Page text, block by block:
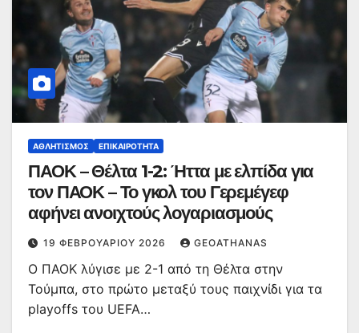
ΑΘΛΗΤΙΣΜΌΣ ΕΠΙΚΑΙΡΌΤΗΤΑ
ΠΑΟΚ – Θέλτα 1-2: Ήττα με ελπίδα για
τον ΠΑΟΚ – Το γκολ του Γερεμέγεφ
αφήνει ανοιχτούς λογαριασμούς
19 ΦΕΒΡΟΥΑΡΊΟΥ 2026 GEOATHANAS
Ο ΠΑΟΚ λύγισε με 2-1 από τη Θέλτα στην
Τούμπα, στο πρώτο μεταξύ τους παιχνίδι για τα
playoffs του UEFA…